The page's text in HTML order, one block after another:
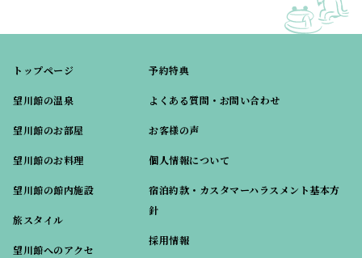
トップページ
望川館の温泉
望川館のお部屋
望川館のお料理
望川館の館内施設
旅スタイル
望川館へのアクセ
予約特典
よくある質問・お問い合わせ
お客様の声
個人情報について
宿泊約款・カスタマーハラスメント基本方
針
採用情報